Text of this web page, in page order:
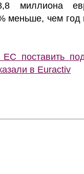
миллиона
меньше, чем год
поставить
в Euractiv